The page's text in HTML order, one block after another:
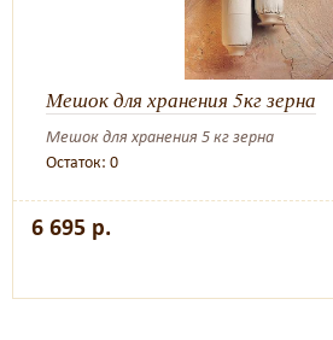
Мешок для хранения 5кг зерна
Мешок для хранения 5 кг зерна
Остаток: 0
6 695 р.